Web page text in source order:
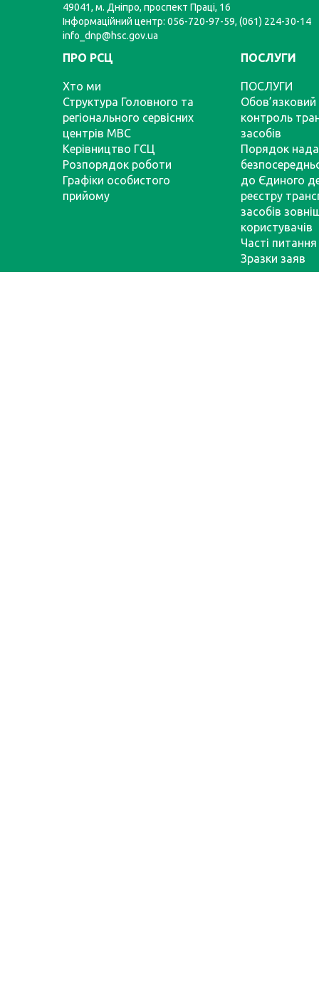
49041, м. Дніпро, проспект Праці, 16
Інформаційний центр: 056-720-97-59, (061) 224-30-14
info_dnp@hsc.gov.ua
ПРО РСЦ
Хто ми
Структура Головного та
регіонального сервісних
центрів МВС
Керівництво ГСЦ
Розпорядок роботи
Графіки особистого
прийому
ПОСЛУГИ
ПОСЛУГИ
Обов’язковий
контроль
засобів
Порядок
до Єдиного
реєстру
засобів
користувачів
Часті питання
Зразки заяв